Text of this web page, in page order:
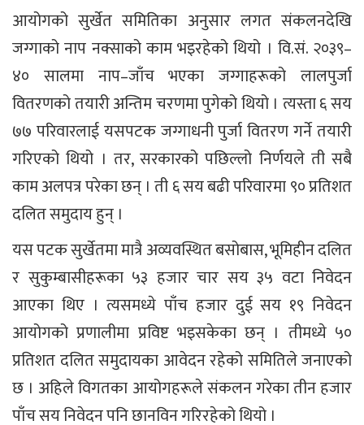
आयोगको सुर्खेत समितिका अनुसार लगत संकलनदेखि
जग्गाको नाप नक्साको काम भइरहेको थियो । वि.सं. २०३९–
४० सालमा नाप–जाँच भएका जग्गाहरूको लालपुर्जा
वितरणको तयारी अन्तिम चरणमा पुगेको थियो । त्यस्ता ६ सय
७७ परिवारलाई यसपटक जग्गाधनी पुर्जा वितरण गर्ने तयारी
गरिएको थियो । तर, सरकारको पछिल्लो निर्णयले ती सबै
काम अलपत्र परेका छन् । ती ६ सय बढी परिवारमा ९० प्रतिशत
दलित समुदाय हुन् ।
यस पटक सुर्खेतमा मात्रै अव्यवस्थित बसोबास, भूमिहीन दलित
र सुकुम्बासीहरूका ५३ हजार चार सय ३५ वटा निवेदन
आएका थिए । त्यसमध्ये पाँच हजार दुई सय १९ निवेदन
आयोगको प्रणालीमा प्रविष्ट भइसकेका छन् । तीमध्ये ५०
प्रतिशत दलित समुदायका आवेदन रहेको समितिले जनाएको
छ । अहिले विगतका आयोगहरूले संकलन गरेका तीन हजार
पाँच सय निवेदन पनि छानविन गरिरहेको थियो ।